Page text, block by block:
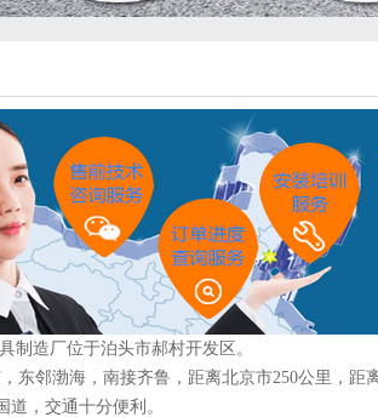
造厂位于泊头市郝村开发区。
邻渤海，南接齐鲁，距离北京市250公里，距
国道，交通十分便利。